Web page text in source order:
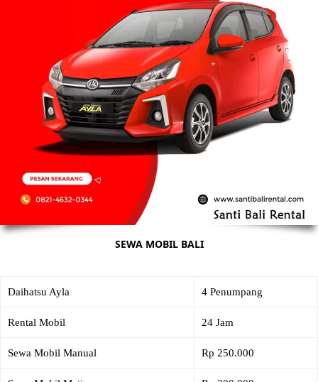
SEWA MOBIL BALI
Daihatsu Ayla 4 Penumpang
Rental Mobil 24 Jam
Sewa Mobil Manual Rp 250.000